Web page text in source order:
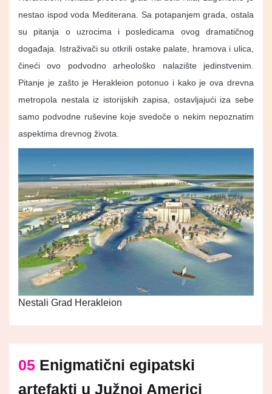
nestao ispod voda Mediterana. Sa potapanjem grada, ostala
su pitanja o uzrocima i posledicama ovog dramatičnog
događaja. Istraživači su otkrili ostake palate, hramova i ulica,
čineći ovo podvodno arheološko nalazište jedinstvenim.
Pitanje je zašto je Herakleion potonuo i kako je ova drevna
metropola nestala iz istorijskih zapisa, ostavljajući iza sebe
samo podvodne ruševine koje svedoče o nekim nepoznatim
aspektima drevnog života.
Nestali Grad Herakleion
05 Enigmatični egipatski
artefakti u Južnoj Americi